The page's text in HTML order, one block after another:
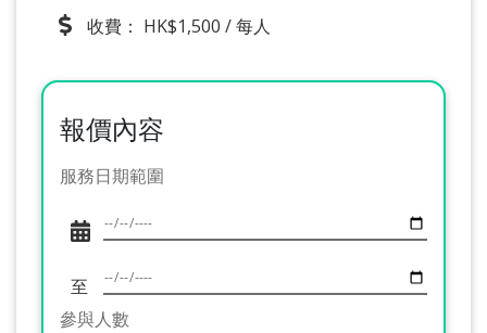
收費： HK$1,500 / 每人
報價內容
服務日期範圍
至
參與人數